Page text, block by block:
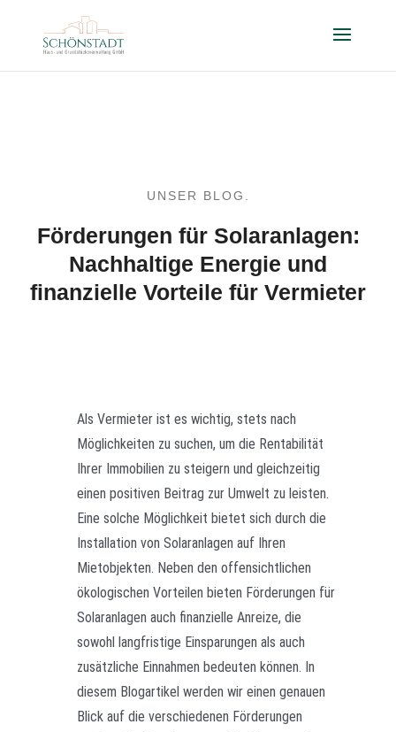
UNSER BLOG.
Förderungen für Solaranlagen:
Nachhaltige Energie und
finanzielle Vorteile für Vermieter
Als Vermieter ist es wichtig, stets nach
Möglichkeiten zu suchen, um die Rentabilität
Ihrer Immobilien zu steigern und gleichzeitig
einen positiven Beitrag zur Umwelt zu leisten.
Eine solche Möglichkeit bietet sich durch die
Installation von Solaranlagen auf Ihren
Mietobjekten. Neben den offensichtlichen
ökologischen Vorteilen bieten Förderungen für
Solaranlagen auch finanzielle Anreize, die
sowohl langfristige Einsparungen als auch
zusätzliche Einnahmen bedeuten können. In
diesem Blogartikel werden wir einen genauen
Blick auf die verschiedenen Förderungen